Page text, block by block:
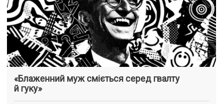
«Блаженний муж сміється серед гвалту
й гуку»